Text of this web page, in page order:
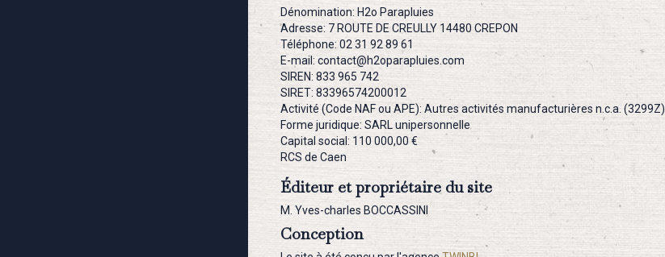
Dénomination: H2o Parapluies
Adresse: 7 ROUTE DE CREULLY 14480 CREPON
Téléphone: 02 31 92 89 61
E-mail: contact@h2oparapluies.com
SIREN: 833 965 742
SIRET: 83396574200012
Activité (Code NAF ou APE): Autres activités manufacturières n.c.a. (3299Z)
Forme juridique: SARL unipersonnelle
Capital social: 110 000,00 €
RCS de Caen
Éditeur et propriétaire du site
M. Yves-charles BOCCASSINI
Conception